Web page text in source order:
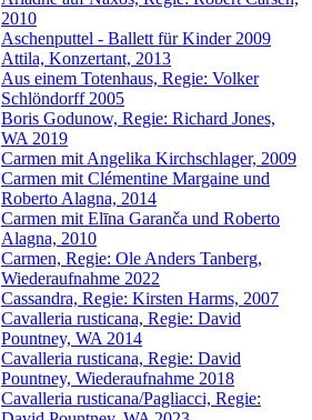
2010
Aschenputtel - Ballett für Kinder 2009
Attila, Konzertant, 2013
Aus einem Totenhaus, Regie: Volker
Schlöndorff 2005
Boris Godunow, Regie: Richard Jones,
WA 2019
Carmen mit Angelika Kirchschlager, 2009
Carmen mit Clémentine Margaine und
Roberto Alagna, 2014
Carmen mit Elīna Garanča und Roberto
Alagna, 2010
Carmen, Regie: Ole Anders Tanberg,
Wiederaufnahme 2022
Cassandra, Regie: Kirsten Harms, 2007
Cavalleria rusticana, Regie: David
Pountney, WA 2014
Cavalleria rusticana, Regie: David
Pountney, Wiederaufnahme 2018
Cavalleria rusticana/Pagliacci, Regie: